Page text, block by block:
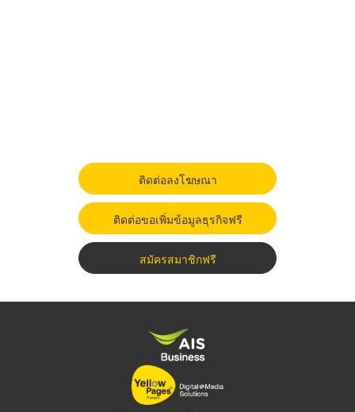
ติดต่อลงโฆษณา
ติดต่อขอเพิ่มข้อมูลธุรกิจฟรี
สมัครสมาชิกฟรี